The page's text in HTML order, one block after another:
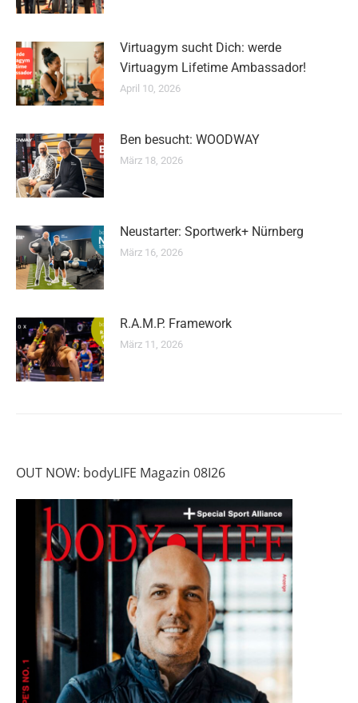
Virtuagym sucht Dich: werde
Virtuagym Lifetime Ambassador!
April 10, 2026
Ben besucht: WOODWAY
März 18, 2026
Neustarter: Sportwerk+ Nürnberg
März 16, 2026
R.A.M.P. Framework
März 11, 2026
OUT NOW: bodyLIFE Magazin 08I26